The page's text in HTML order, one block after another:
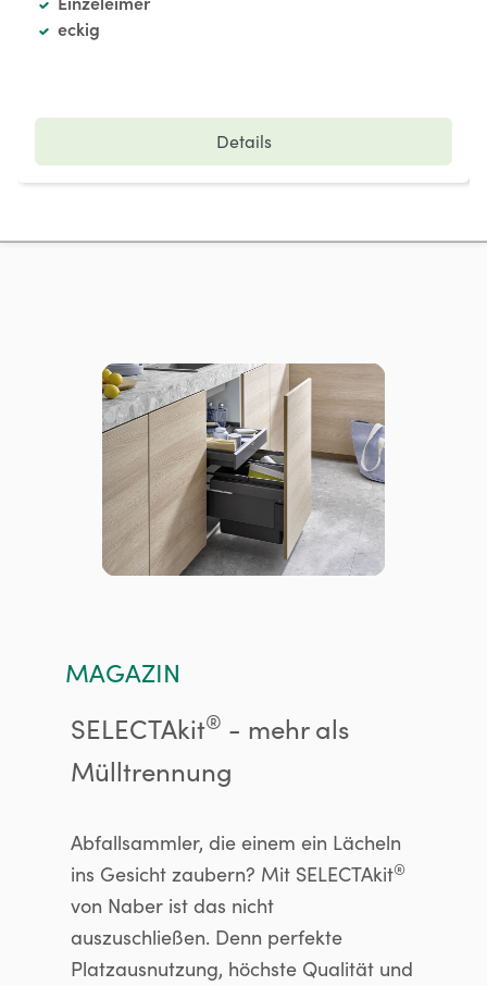
eckig
Details
MAGAZIN
SELECTAkit® - mehr als
Mülltrennung
Abfallsammler, die einem ein Lächeln
ins Gesicht zaubern? Mit SELECTAkit®
von Naber ist das nicht
auszuschließen. Denn perfekte
Platzausnutzung, höchste Qualität und